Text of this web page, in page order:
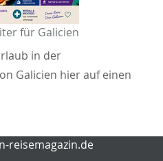
für Galicien
in der
Galicien hier auf einen
reisemagazin.de